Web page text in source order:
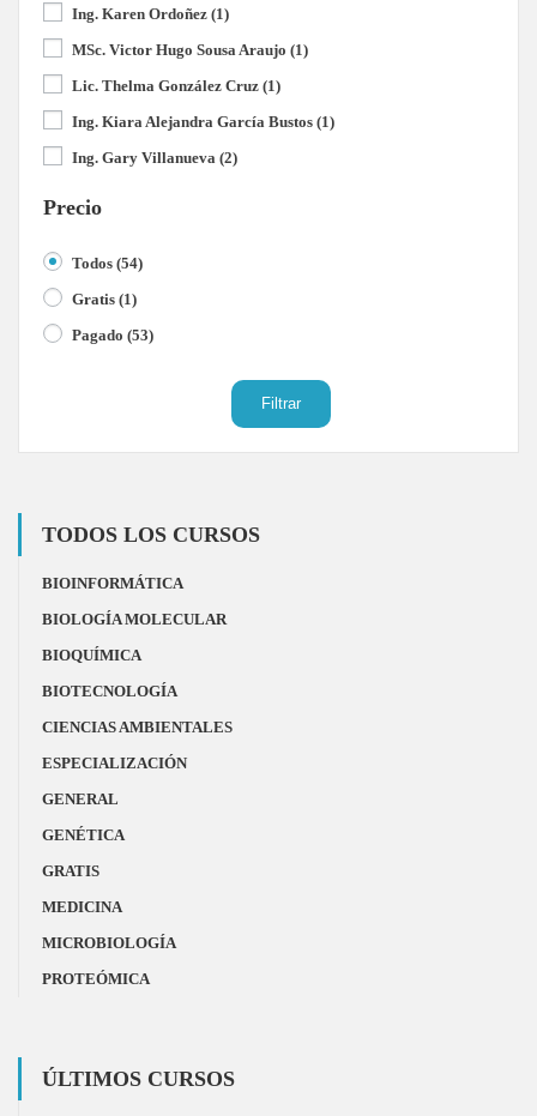
Ing. Karen Ordoñez (1)
MSc. Victor Hugo Sousa Araujo (1)
Lic. Thelma González Cruz (1)
Ing. Kiara Alejandra García Bustos (1)
Ing. Gary Villanueva (2)
Precio
Todos (54)
Gratis (1)
Pagado (53)
Filtrar
TODOS LOS CURSOS
BIOINFORMÁTICA
BIOLOGÍA MOLECULAR
BIOQUÍMICA
BIOTECNOLOGÍA
CIENCIAS AMBIENTALES
ESPECIALIZACIÓN
GENERAL
GENÉTICA
GRATIS
MEDICINA
MICROBIOLOGÍA
PROTEÓMICA
ÚLTIMOS CURSOS